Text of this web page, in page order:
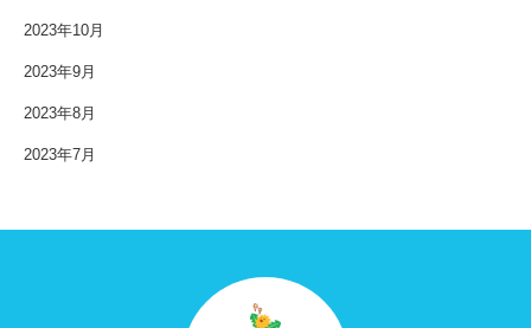
2023年10月
2023年9月
2023年8月
2023年7月